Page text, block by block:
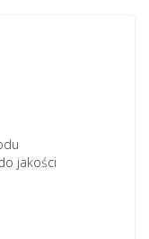
jakości